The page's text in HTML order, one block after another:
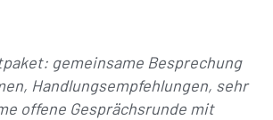
gemeinsame Besprechung
Handlungsempfehlungen, sehr
offene Gesprächsrunde mit